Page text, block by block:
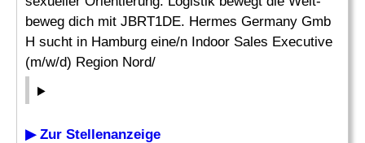
beweg dich mit JBRT1DE. Hermes Germany Gmb
H sucht in Hamburg eine/n Indoor Sales Executive
(m/w/d) Region Nord/
▶ Zur Stellenanzeige